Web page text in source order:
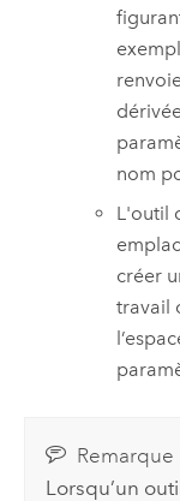
nom
L'outil
créer
travail
Remarque
Lorsqu’un